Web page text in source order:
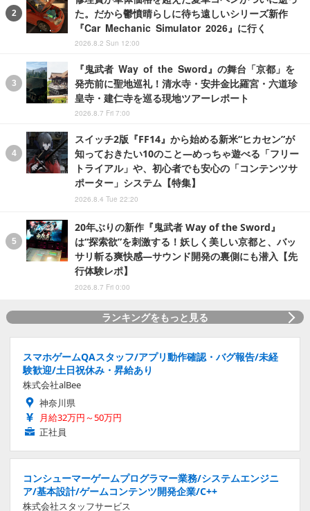
た。だから鬱憤晴らしに待ち遠しいシリーズ新作
『Car Mechanic Simulator 2026』に行く
2026.8.2 Sun 12:00
『鬼武者 Way of the Sword』の舞台「京都」を
発売前に聖地巡礼！清水寺・安井金比羅宮・六道珍
皇寺・建仁寺を巡る現地ツアーレポート
2026.8.7 Fri 7:00
スイッチ2版『FF14』から始める新米“ヒカセン”が
知っておきたい10のこと―めっちゃ遊べる「フリー
トライアル」や、初心者でも安心の「コンテンツサ
ポーター」システム【特集】
2026.8.4 Tue 22:20
20年ぶりの新作『鬼武者 Way of the Sword』
は“探索欲”を刺激する！妖しく美しい京都と、バッ
サリ斬る爽快感―サウンド開発の裏側にも潜入【先
行体験レポ】
2026.8.7 Fri 0:00
ランキングをもっと見る
スマホゲームQAスタッフ/アプリ動作確認・バグ報告/未経
験歓迎/土日祝休み・昇給あり
株式会社alBee
神奈川県
月給32万円～50万円
正社員
コンシューマーゲームプログラマー業務/システムエンジニ
ア/基本設計/ゲームコンテンツ開発企業/C++
株式会社スタッフサービス